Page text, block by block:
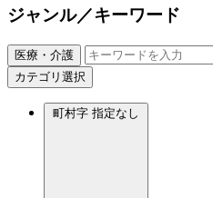
ジャンル／キーワード
医療・介護
カテゴリ選択
町村字 指定なし